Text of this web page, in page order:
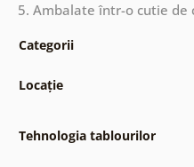
5. Ambalate într-o cutie de
Categorii
Locație
Tehnologia tablourilor